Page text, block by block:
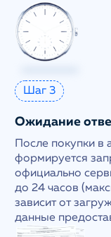
Шаг 3
Ожидание
После покупки
формируется
официально
до 24 часов
зависит от
данные